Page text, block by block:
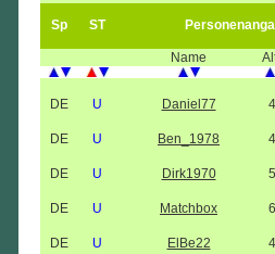
Sp ST
Name
DE U Daniel77
DE U Ben_1978
DE U Dirk1970
DE U Matchbox
DE U ElBe22